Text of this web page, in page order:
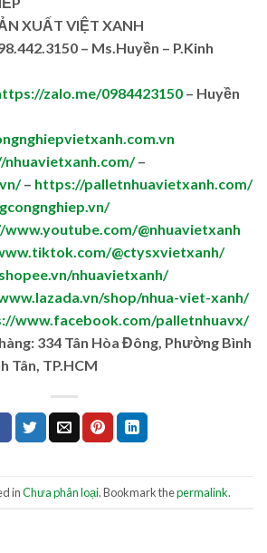
XUẤT VIỆT XANH
– Ms.Huyền – P.Kinh
zalo.me/0984423150 – Huyền
–
– https://palletnhuavietxanh.com/
@nhuavietxanh
@ctysxvietxanh/
nhuavietxanh/
shop/nhua-viet-xanh/
www.facebook.com/palletnhuavx/
334 Tân Hòa Đông, Phường Bình
Tân, TP.HCM
inChưa phân loại. Bookmark thepermalink.